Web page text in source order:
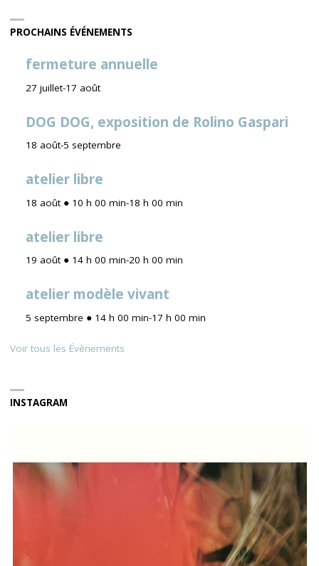
PROCHAINS ÉVÉNEMENTS
fermeture annuelle
27 juillet-17 août
DOG DOG, exposition de Rolino Gaspari
18 août-5 septembre
atelier libre
18 août ● 10 h 00 min-18 h 00 min
atelier libre
19 août ● 14 h 00 min-20 h 00 min
atelier modèle vivant
5 septembre ● 14 h 00 min-17 h 00 min
Voir tous les Évènements
INSTAGRAM